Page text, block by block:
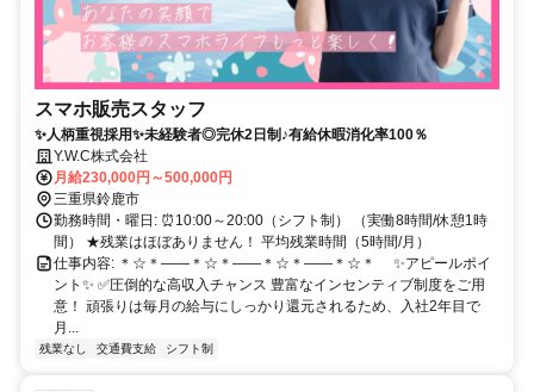
スマホ販売スタッフ
✨人柄重視採用✨未経験者◎完休2日制♪有給休暇消化率100％
Y.W.C株式会社
月給230,000円～500,000円
三重県鈴鹿市
勤務時間・曜日: ⏰10:00～20:00（シフト制） （実働8時間/休憩1時
間） ★残業はほぼありません！ 平均残業時間（5時間/月）
仕事内容: ＊☆＊――＊☆＊――＊☆＊――＊☆＊ ✨アピールポイ
ント✨ ✅圧倒的な高収入チャンス 豊富なインセンティブ制度をご用
意！ 頑張りは毎月の給与にしっかり還元されるため、入社2年目で
月...
残業なし 交通費支給 シフト制